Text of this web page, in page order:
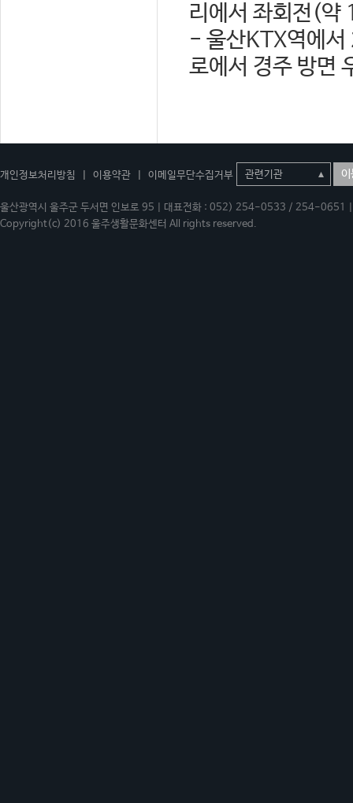
리에서 좌회전(약
- 울산KTX역에서
로에서 경주 방면
개인정보처리방침 이용약관 이메일무단수집거부 이
울산광역시 울주군 두서면 인보로 95 | 대표전화 : 052) 254-0533 / 254-
Copyright(c) 2016 울주생활문화센터 All rights reserved.